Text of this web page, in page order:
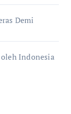
Demi
Indonesia